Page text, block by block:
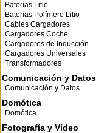
Baterías Litio
Baterías Polímero Litio
Cables Cargadores
Cargadores Coche
Cargadores de Inducción
Cargadores Universales
Transformadores
Comunicación y Datos
Comunicación y Datos
Domótica
Domótica
Fotografía y Vídeo